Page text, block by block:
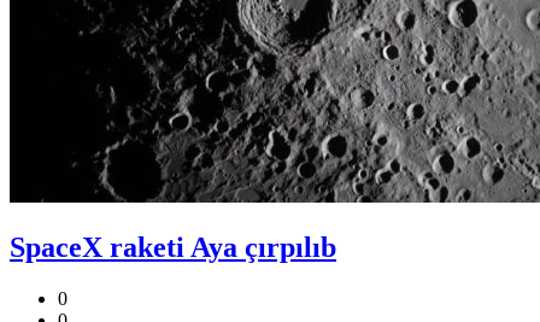
SpaceX raketi Aya çırpılıb
0